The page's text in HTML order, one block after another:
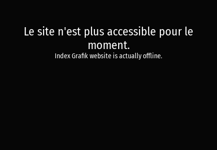
Le site n'est plus accessible pour le
moment.
Index Grafik website is actually offline.